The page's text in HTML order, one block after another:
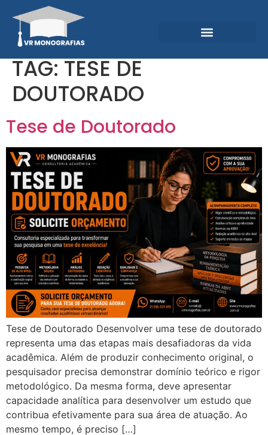
TAG:TESE DE
DOUTORADO
Tese de Doutorado
Tese de Doutorado Desenvolver uma tese de doutorado
representa uma das etapas mais desafiadoras da vida
acadêmica. Além de produzir conhecimento original, o
pesquisador precisa demonstrar domínio teórico e rigor
metodológico. Da mesma forma, deve apresentar
capacidade analítica para desenvolver um estudo que
contribua efetivamente para sua área de atuação. Ao
mesmo tempo, é preciso […]